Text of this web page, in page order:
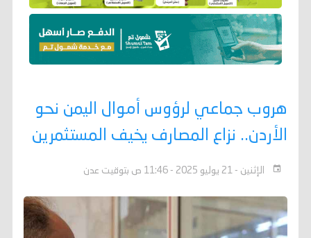
هروب جماعي لرؤوس أموال اليمن نحو
الأردن.. نزاع المصارف يخيف المستثمرين
الإثنين - 21 يوليو 2025 - 11:46 ص بتوقيت عدن